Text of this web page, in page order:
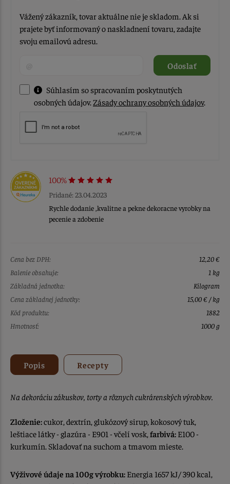
Vážený zákazník, tovar aktuálne nie je skladom. Ak si
prajete byť informovaný o naskladnení tovaru, zadajte
svoju emailovú adresu.
Odoslať
Súhlasím so spracovaním poskytnutých
osobných údajov.Zásady ochrany osobných údajov.
100%
Pridané: 23.04.2023
Rychle dodanie ,kvalitne a pekne dekoracne vyrobky na
pecenie a zdobenie
Cena bez DPH:
12,20 €
Balenie obsahuje:
1 kg
Základná jednotka:
Kilogram
Cena základnej jednotky:
15,00 € / kg
Kód produktu:
1882
Hmotnosť:
1000 g
Popis Recepty
Na dekoráciu zákuskov, torty a rôznych cukrárenských výrobkov.
Zloženie:cukor, dextrín, glukózový sirup, kokosový tuk,
leštiace látky - glazúra - E901 - včelí vosk, farbivá: E100 -
kurkumín. Skladovať na suchom a tmavom mieste.
Výživové údaje na 100g výrobku: Energia 1657 kJ/ 390 kcal,